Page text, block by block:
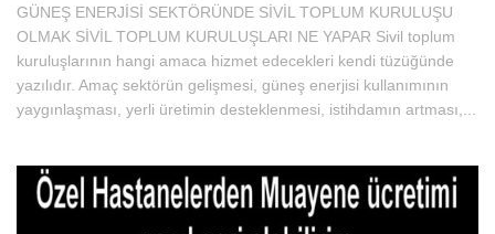
GÜNEŞ ENERJİSİ SEKTÖRÜNDE SİVİL TOPLUM KURULUŞU
OLMAK SİVİL TOPLUM KURULUŞLARI NE YAPAR Sivil toplum
kuruluşlarının hangi amaca hizmet edecekleri kendi tüzüğünde
yazılıdır. Amaç sektörün gelişmesi, güneş enerjisi kullanımının
yaygınlaşması, yerli üretimin desteklenmesi, istihdamın artması,...